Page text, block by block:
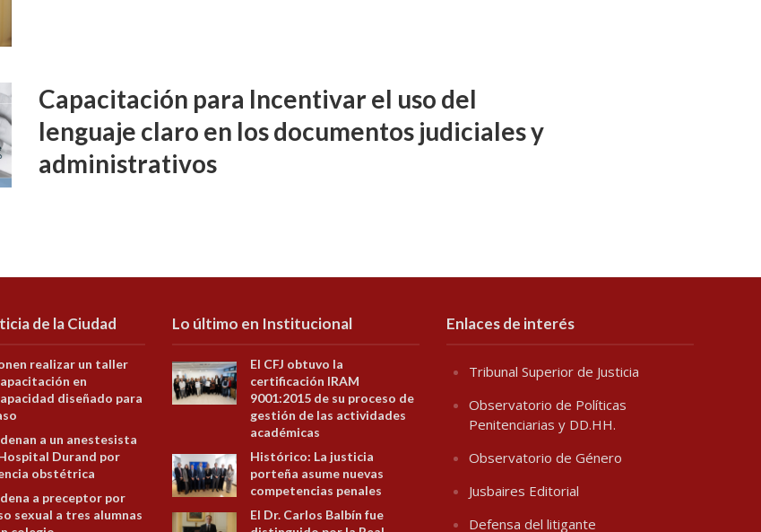
Capacitación para Incentivar el uso del
lenguaje claro en los documentos judiciales y
administrativos
de la Ciudad
realizar un taller
en
diseñado para
a un anestesista
Durand por
obstétrica
a preceptor por
sexual a tres alumnas
Lo último en Institucional
El CFJ obtuvo la
certificación IRAM
9001:2015 de su proceso de
gestión de las actividades
académicas
Histórico: La justicia
porteña asume nuevas
competencias penales
El Dr. Carlos Balbín fue
Enlaces de interés
Tribunal Superior de Justicia
Observatorio de Políticas
Penitenciarias y DD.HH.
Observatorio de Género
Jusbaires Editorial
Defensa del litigante